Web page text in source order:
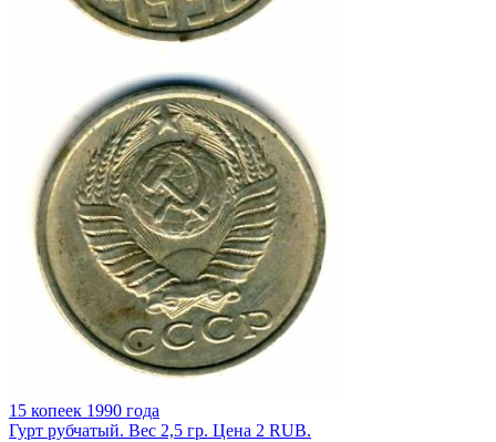
15 копеек 1990 года
Гурт рубчатый. Вес 2,5 гр. Цена 2 RUB.